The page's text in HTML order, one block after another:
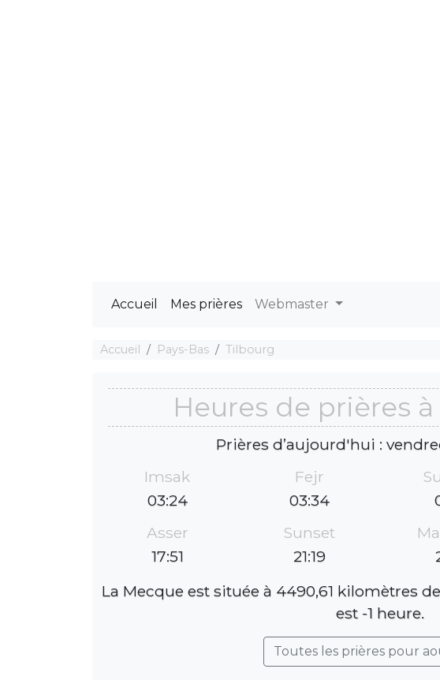
Accueil Mes prières Webmaster
Accueil Pays-Bas Tilbourg
Heures de prières
Prières d’aujourd'hui :
Imsak
03:24
Fejr
03:34
Asser
17:51
Sunset
21:19
La Mecque est située à 4490,61 kilomètres
est -1 heure.
Toutes les prières pour